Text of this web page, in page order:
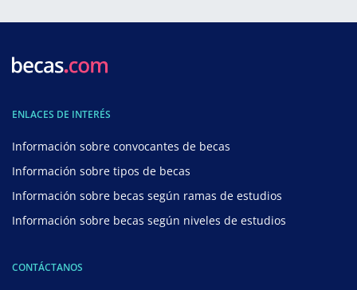
ENLACES DE INTERÉS
Información sobre convocantes de becas
Información sobre tipos de becas
Información sobre becas según ramas de estudios
Información sobre becas según niveles de estudios
CONTÁCTANOS